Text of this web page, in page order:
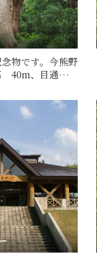
物です。今熊野
40m、目通り幹